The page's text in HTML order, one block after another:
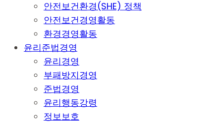
안전보건환경(SHE) 정책
안전보건경영활동
환경경영활동
윤리준법경영
윤리경영
부패방지경영
준법경영
윤리행동강령
정보보호